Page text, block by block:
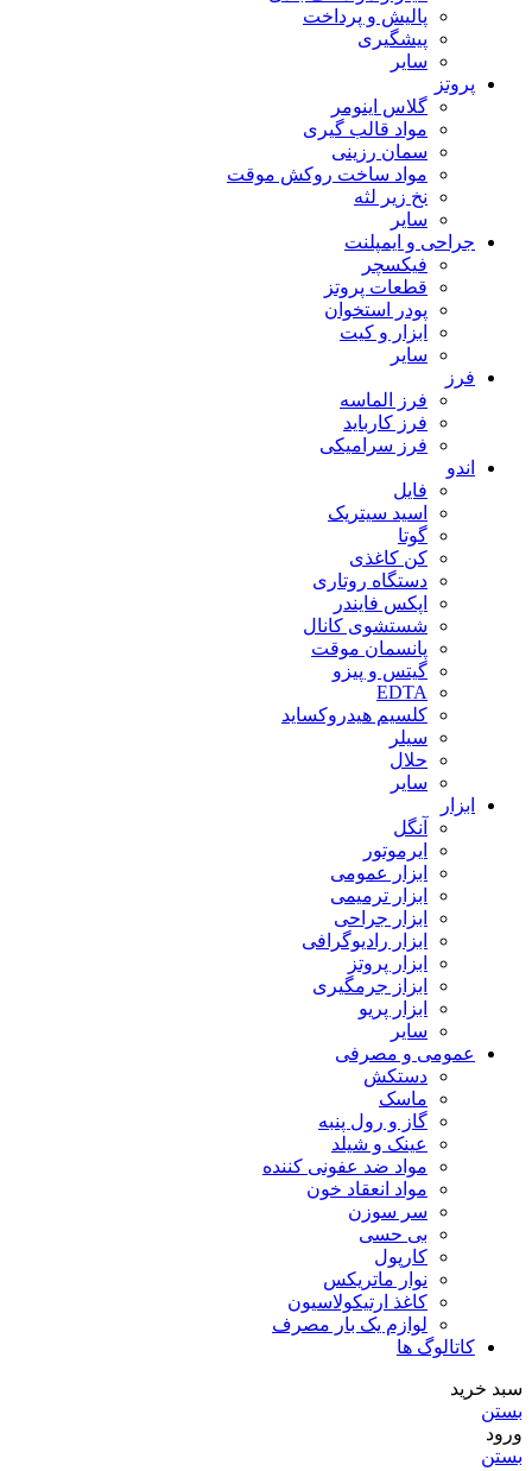
پالیش و پرداخت
پیشگیری
سایر
پروتز
گلاس اینومر
مواد قالب گیری
سمان رزینی
مواد ساخت روکش موقت
نخ زیر لثه
سایر
جراحی و ایمپلنت
فیکسچر
قطعات پروتز
پودر استخوان
ابزار و کیت
سایر
فرز
فرز الماسه
فرز کارباید
فرز سرامیکی
اندو
فایل
اسید سیتریک
گوتا
کن کاغذی
دستگاه روتاری
اپکس فایندر
شستشوی کانال
پانسمان موقت
گیتس و پیزو
EDTA
کلسیم هیدروکساید
سیلر
حلال
سایر
ابزار
آنگل
ایرموتور
ابزار عمومی
ابزار ترمیمی
ابزار جراحی
ابزار رادیوگرافی
ابزار پروتز
ابزاز جرمگیری
ابزار پریو
سایر
عمومی و مصرفی
دستکش
ماسک
گاز و رول پنبه
عینک و شیلد
مواد ضد عفونی کننده
مواد انعقاد خون
سر سوزن
بی حسی
کارپول
نوار ماتریکس
کاغذ ارتیکولاسیون
لوازم یک بار مصرف
کاتالوگ ها
سبد خرید
بستن
ورود
بستن